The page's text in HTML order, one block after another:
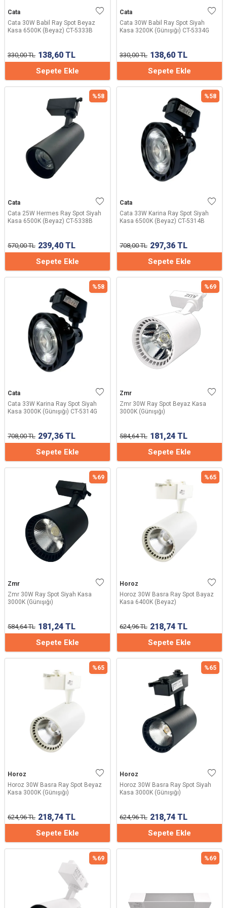
Cata
Cata 30W Babil Ray Spot Beyaz
Kasa 6500K (Beyaz) CT-5333B
330,00TL 138,60 TL
Sepete Ekle
Cata
Cata 30W Babil Ray Spot Siyah
Kasa 3200K (Günışığı) CT-5334G
330,00TL 138,60 TL
Sepete Ekle
%58
Cata
Cata 25W Hermes Ray Spot Siyah
Kasa 6500K (Beyaz) CT-5338B
570,00TL 239,40 TL
Sepete Ekle
%58
Cata
Cata 33W Karina Ray Spot Siyah
Kasa 6500K (Beyaz) CT-5314B
708,00TL 297,36 TL
Sepete Ekle
%58
Cata
Cata 33W Karina Ray Spot Siyah
Kasa 3000K (Günışığı) CT-5314G
708,00TL 297,36 TL
Sepete Ekle
%69
Zmr
Zmr 30W Ray Spot Beyaz Kasa
3000K (Günışığı)
584,64TL 181,24 TL
Sepete Ekle
%69
Zmr
Zmr 30W Ray Spot Siyah Kasa
3000K (Günışığı)
584,64TL 181,24 TL
Sepete Ekle
%65
Horoz
Horoz 30W Basra Ray Spot Bayaz
Kasa 6400K (Beyaz)
624,96TL 218,74 TL
Sepete Ekle
%65
Horoz
Horoz 30W Basra Ray Spot Beyaz
Kasa 3000K (Günışığı)
624,96TL 218,74 TL
Sepete Ekle
%65
Horoz
Horoz 30W Basra Ray Spot Siyah
Kasa 3000K (Günışığı)
624,96TL 218,74 TL
Sepete Ekle
%69 %69